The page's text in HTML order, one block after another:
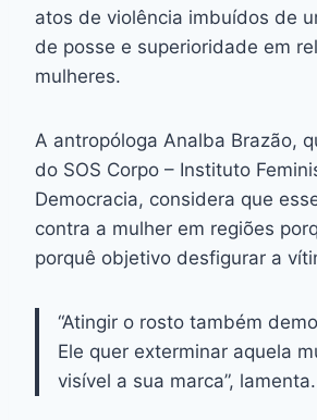
atos de violência imbuídos de
de posse e superioridade em
mulheres.
A antropóloga Analba Brazão,
do SOS Corpo – Instituto
Democracia, considera que
contra a mulher em regiões
porquê objetivo desfigurar a
“Atingir o rosto também
Ele quer exterminar aquela
visível a sua marca”, lamenta.